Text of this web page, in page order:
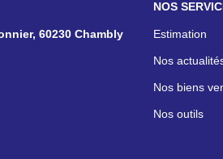
60230 Chambly
NOS
Estimation
Nos
Nos biens
Nos outils